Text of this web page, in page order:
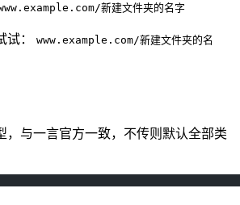
新建文件夹的名字
试： www.example.com/新建文件夹的名
，与一言官方一致，不传则默认全部类